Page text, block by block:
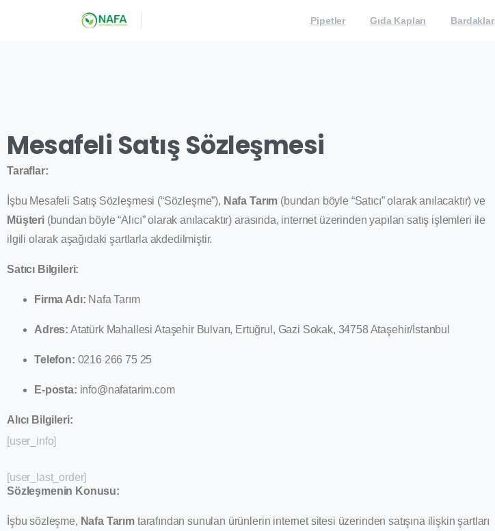
Pipetler Gıda Kapları Bardaklar
Mesafeli Satış Sözleşmesi
Taraflar:
İşbu Mesafeli Satış Sözleşmesi (“Sözleşme”), Nafa Tarım (bundan böyle “Satıcı” olarak anılacaktır) ve
Müşteri(bundan böyle “Alıcı” olarak anılacaktır) arasında, internet üzerinden yapılan satış işlemleri ile
ilgili olarak aşağıdaki şartlarla akdedilmiştir.
Satıcı Bilgileri:
Firma Adı: Nafa Tarım
Adres: Atatürk Mahallesi Ataşehir Bulvarı, Ertuğrul, Gazi Sokak, 34758 Ataşehir/İstanbul
Telefon: 0216 266 75 25
E-posta: info@nafatarim.com
Alıcı Bilgileri:
[user_info]
[user_last_order]
Sözleşmenin Konusu:
İşbu sözleşme, Nafa Tarım tarafından sunulan ürünlerin internet sitesi üzerinden satışına ilişkin şartları